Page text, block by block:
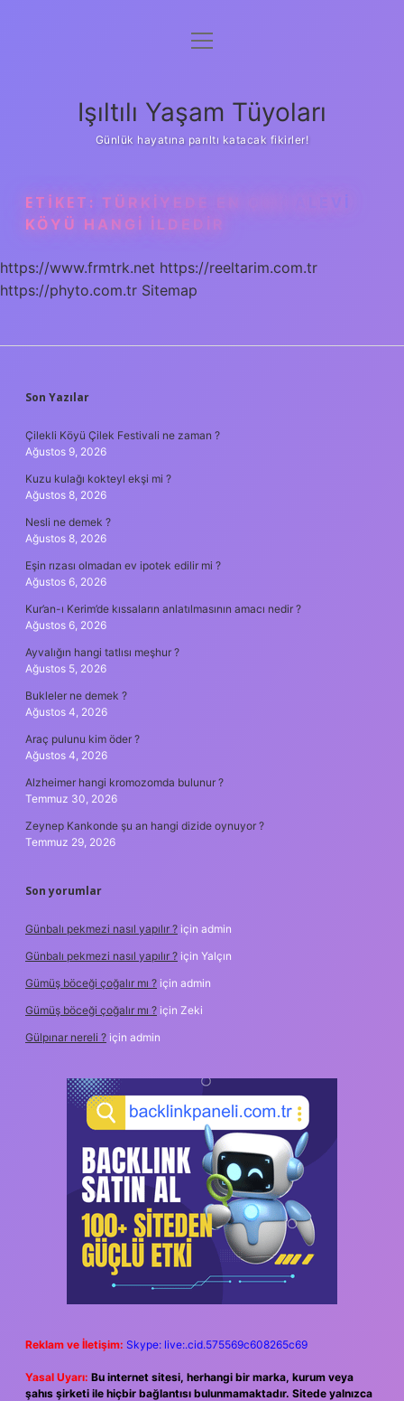
Anasayfa
Yasal Uyarı
menüyü
Işıltılı Yaşam Tüyoları
Günlük hayatına parıltı katacak fikirler!
ETIKET: TÜRKIYEDE EN ÇOK ALEVI
KÖYÜ HANGI ILDEDIR
https://www.frmtrk.net https://reeltarim.com.tr
https://phyto.com.tr Sitemap
SIDEBAR
Son Yazılar
Çilekli Köyü Çilek Festivali ne zaman ?
Ağustos 9, 2026
Kuzu kulağı kokteyl ekşi mi ?
Ağustos 8, 2026
Nesli ne demek ?
Ağustos 8, 2026
Eşin rızası olmadan ev ipotek edilir mi ?
Ağustos 6, 2026
Kur’an-ı Kerim’de kıssaların anlatılmasının amacı nedir ?
Ağustos 6, 2026
Ayvalığın hangi tatlısı meşhur ?
Ağustos 5, 2026
Bukleler ne demek ?
Ağustos 4, 2026
Araç pulunu kim öder ?
Ağustos 4, 2026
Alzheimer hangi kromozomda bulunur ?
Temmuz 30, 2026
Zeynep Kankonde şu an hangi dizide oynuyor ?
Temmuz 29, 2026
Son yorumlar
Günbalı pekmezi nasıl yapılır ? için admin
Günbalı pekmezi nasıl yapılır ? için Yalçın
Gümüş böceği çoğalır mı ? için admin
Gümüş böceği çoğalır mı ? için Zeki
Gülpınar nereli ? için admin
Reklam ve İletişim: Skype: live:.cid.575569c608265c69
Yasal Uyarı: Bu internet sitesi, herhangi bir marka, kurum veya
şahıs şirketi ile hiçbir bağlantısı bulunmamaktadır. Sitede yalnızca